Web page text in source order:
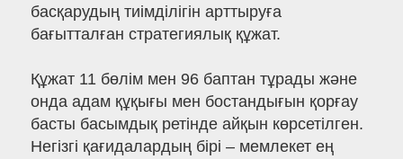
басқарудың тиімділігін арттыруға
бағытталған стратегиялық құжат.
Құжат 11 бөлім мен 96 баптан тұрады және
онда адам құқығы мен бостандығын қорғау
басты басымдық ретінде айқын көрсетілген.
Негізгі қағидалардың бірі – мемлекет ең